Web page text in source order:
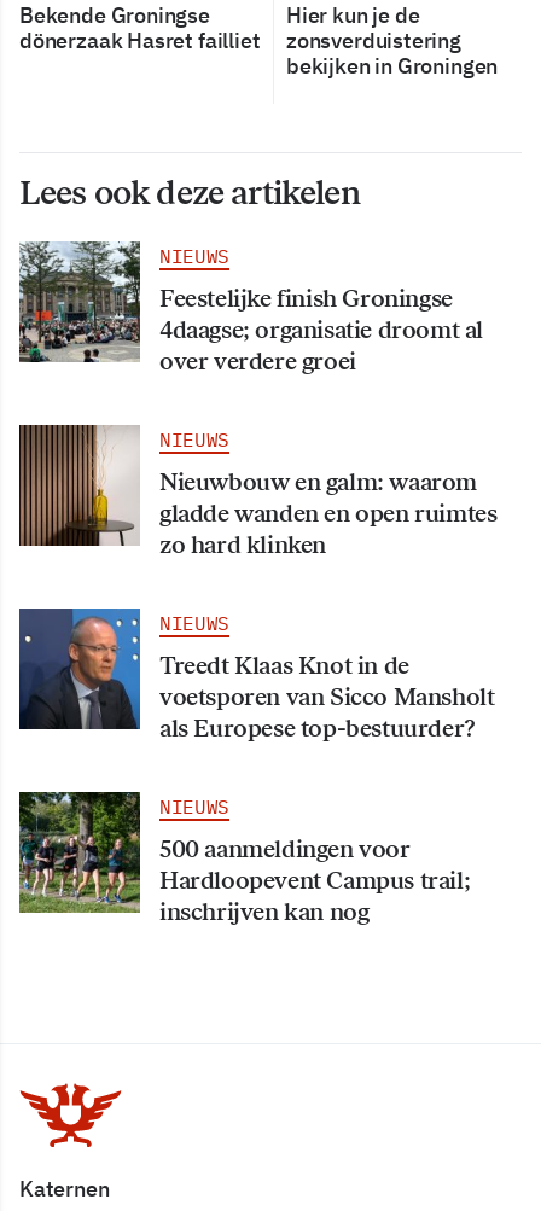
Bekende Groningse
dönerzaak Hasret failliet
Hier kun je de
zonsverduistering
bekijken in Groningen
Lees ook deze artikelen
NIEUWS
Feestelijke finish Groningse
4daagse; organisatie droomt al
over verdere groei
NIEUWS
Nieuwbouw en galm: waarom
gladde wanden en open ruimtes
zo hard klinken
NIEUWS
Treedt Klaas Knot in de
voetsporen van Sicco Mansholt
als Europese top-bestuurder?
NIEUWS
500 aanmeldingen voor
Hardloopevent Campus trail;
inschrijven kan nog
Katernen